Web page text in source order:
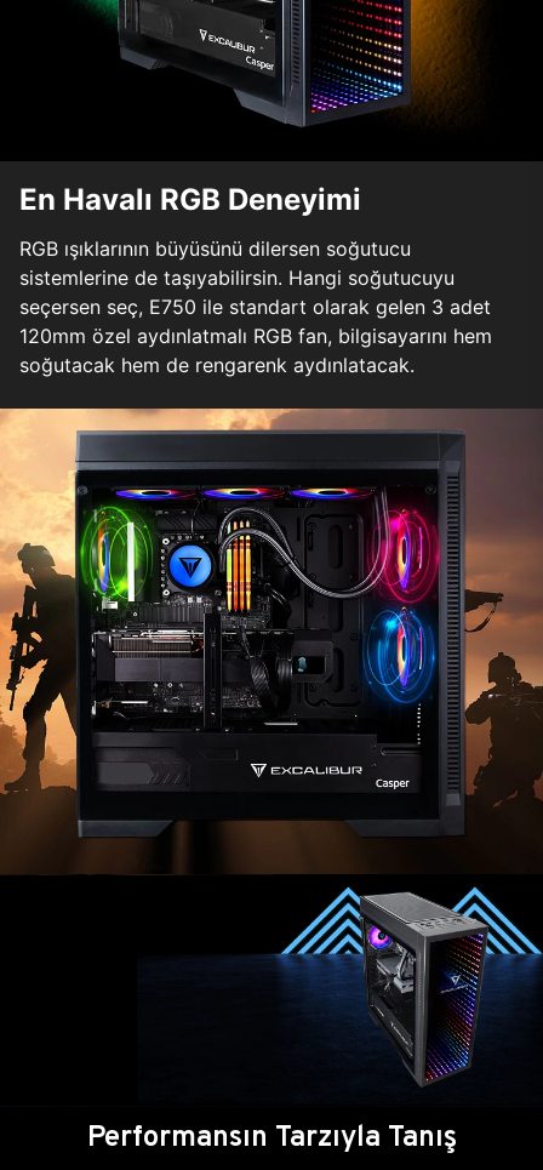
En Havalı RGB Deneyimi
RGB ışıklarının büyüsünü dilersen soğutucu
sistemlerine de taşıyabilirsin. Hangi soğutucuyu
seçersen seç, E750 ile standart olarak gelen 3 adet
120mm özel aydınlatmalı RGB fan, bilgisayarını hem
soğutacak hem de rengarenk aydınlatacak.
Performansın Tarzıyla Tanış